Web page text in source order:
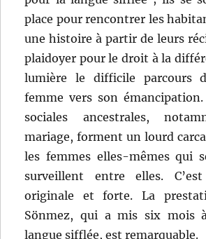
place pour rencontrer les
une histoire à partir de leurs
plaidoyer pour le droit à la
lumière le difficile parcours
femme vers son
sociales ancestrales,
mariage, forment un lourd
les femmes elles-mêmes qui
surveillent entre elles.
originale et forte. La
Sönmez, qui a mis six mois
langue sifflée, est remarquable.